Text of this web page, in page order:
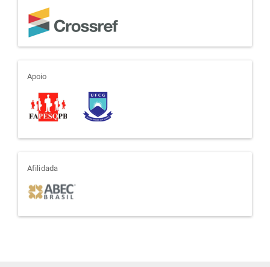
apoio
Apoio
afiliada
Afilidada